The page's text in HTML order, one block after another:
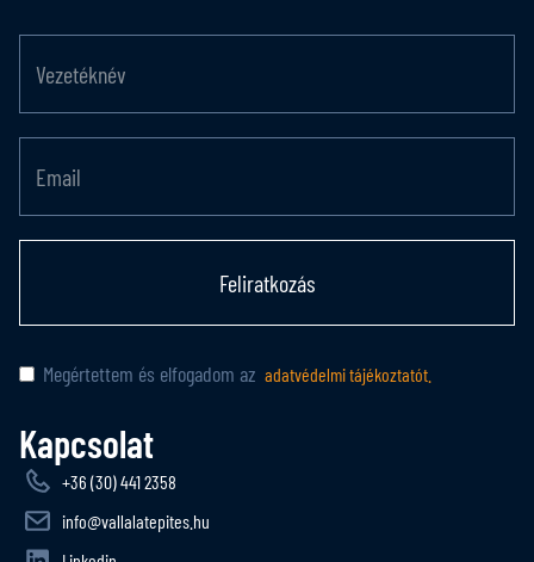
Feliratkozás
Megértettem és elfogadom az adatvédelmi tájékoztatót.
Kapcsolat
+36 (30) 441 2358
info@vallalatepites.hu